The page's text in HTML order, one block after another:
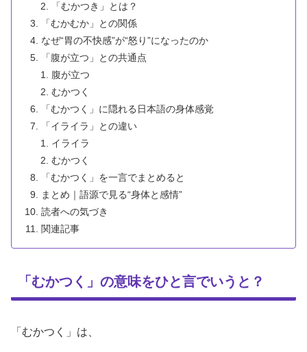
「むかつき」とは？
「むかむか」との関係
なぜ“胃の不快感”が“怒り”になったのか
「腹が立つ」との共通点
腹が立つ
むかつく
「むかつく」に隠れる日本語の身体感覚
「イライラ」との違い
イライラ
むかつく
「むかつく」を一言でまとめると
まとめ｜語源で見る“身体と感情”
読者への気づき
関連記事
「むかつく」の意味をひと言でいうと？
「むかつく」は、